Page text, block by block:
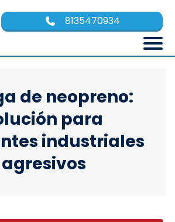
8135470934
de neopreno:
para
industriales
agresivos